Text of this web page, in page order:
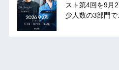
スト第4回を9月
少人数の3部門